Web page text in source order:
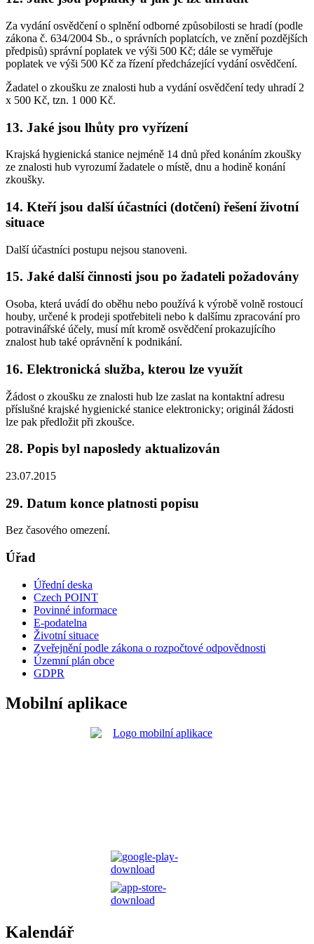
Za vydání osvědčení o splnění odborné způsobilosti se hradí (podle
zákona č. 634/2004 Sb., o správních poplatcích, ve znění pozdějších
předpisů) správní poplatek ve výši 500 Kč; dále se vyměřuje
poplatek ve výši 500 Kč za řízení předcházející vydání osvědčení.
Žadatel o zkoušku ze znalosti hub a vydání osvědčení tedy uhradí 2
x 500 Kč, tzn. 1 000 Kč.
13. Jaké jsou lhůty pro vyřízení
Krajská hygienická stanice nejméně 14 dnů před konáním zkoušky
ze znalosti hub vyrozumí žadatele o místě, dnu a hodině konání
zkoušky.
14. Kteří jsou další účastníci (dotčení) řešení životní
situace
Další účastníci postupu nejsou stanoveni.
15. Jaké další činnosti jsou po žadateli požadovány
Osoba, která uvádí do oběhu nebo používá k výrobě volně rostoucí
houby, určené k prodeji spotřebiteli nebo k dalšímu zpracování pro
potravinářské účely, musí mít kromě osvědčení prokazujícího
znalost hub také oprávnění k podnikání.
16. Elektronická služba, kterou lze využít
Žádost o zkoušku ze znalosti hub lze zaslat na kontaktní adresu
příslušné krajské hygienické stanice elektronicky; originál žádosti
lze pak předložit při zkoušce.
28. Popis byl naposledy aktualizován
23.07.2015
29. Datum konce platnosti popisu
Bez časového omezení.
Úřad
Úřední deska
Czech POINT
Povinné informace
E-podatelna
Životní situace
Zveřejnění podle zákona o rozpočtové odpovědnosti
Územní plán obce
GDPR
Mobilní aplikace
Kalendář